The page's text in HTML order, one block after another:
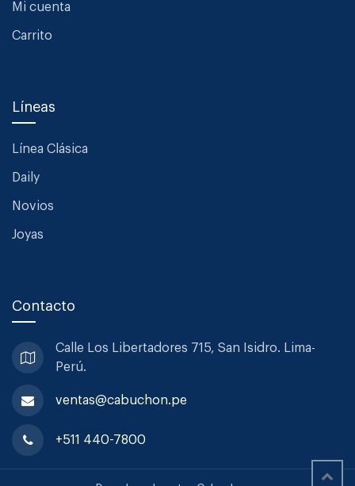
Mi cuenta
Carrito
Líneas
Línea Clásica
Daily
Novios
Joyas
Contacto
Calle Los Libertadores 715, San Isidro. Lima-
Perú.
ventas@cabuchon.pe
+511 440-7800